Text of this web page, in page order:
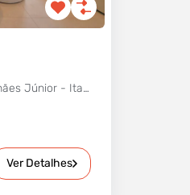
Rua Leopoldo Couto Magalhães Júnior - Itaim Bibi, São Paulo - SP, Brasil
Ver Detalhes